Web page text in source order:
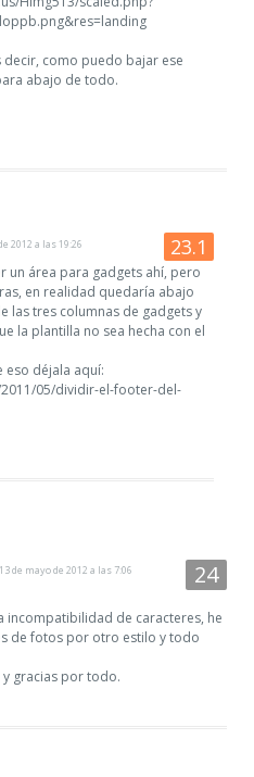
como puedo bajar ese
abajo de todo.
2012 a las 19:26
un área para gadgets ahí, pero
en realidad quedaría abajo
las tres columnas de gadgets y
la plantilla no sea hecha con el
eso déjala aquí:
05/dividir-el-footer-del-
13 de mayo de 2012 a las 7:06
incompatibilidad de caracteres, he
de fotos por otro estilo y todo
gracias por todo.